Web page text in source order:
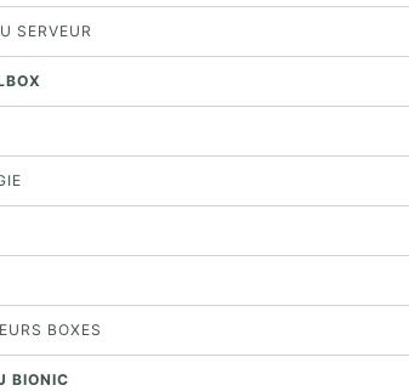
SERVEUR
BOXES
BIONIC